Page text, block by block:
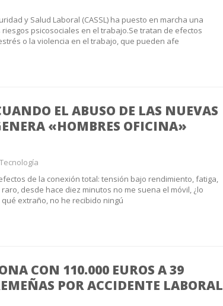
y Salud Laboral (CASSL) ha puesto en marcha una
psicosociales en el trabajo.Se tratan de efectos
o la violencia en el trabajo, que pueden afe
EL ABUSO DE LAS NUEVAS
«HOMBRES OFICINA»
de la conexión total: tensión bajo rendimiento, fatiga,
desde hace diez minutos no me suena el móvil, ¿lo
extraño, no he recibido ningú
CON 110.000 EUROS A 39
POR ACCIDENTE LABORAL